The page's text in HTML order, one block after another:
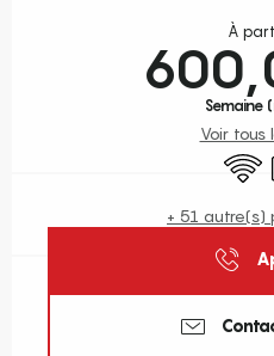
À
Semaine
Voir tous
WiFi
+ 51 autre(s)